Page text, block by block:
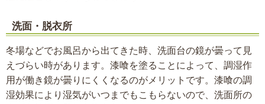
洗面・脱衣所
冬場などでお風呂から出てきた時、洗面台の鏡が曇って見
えづらい時があります。漆喰を塗ることによって、調湿作
用が働き鏡が曇りにくくなるのがメリットです。漆喰の調
湿効果により湿気がいつまでもこもらないので、洗面所の